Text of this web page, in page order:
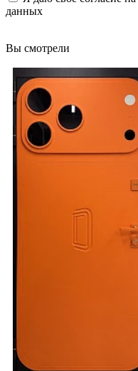
данных
Вы смотрели